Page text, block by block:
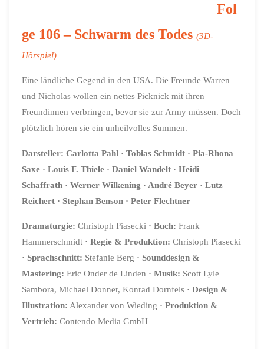
Fol
ge 106 – Schwarm des Todes(3D-
Hörspiel)
Eine ländliche Gegend in den USA. Die Freunde Warren
und Nicholas wollen ein nettes Picknick mit ihren
Freundinnen verbringen, bevor sie zur Army müssen. Doch
plötzlich hören sie ein unheilvolles Summen.
Darsteller: Carlotta Pahl · Tobias Schmidt · Pia-Rhona
Saxe · Louis F. Thiele · Daniel Wandelt · Heidi
Schaffrath · Werner Wilkening · André Beyer · Lutz
Reichert · Stephan Benson · Peter Flechtner
Dramaturgie: Christoph Piasecki · Buch: Frank
Hammerschmidt · Regie & Produktion: Christoph Piasecki
· Sprachschnitt: Stefanie Berg · Sounddesign &
Mastering: Eric Onder de Linden · Musik: Scott Lyle
Sambora, Michael Donner, Konrad Dornfels · Design &
Illustration: Alexander von Wieding · Produktion &
Vertrieb: Contendo Media GmbH